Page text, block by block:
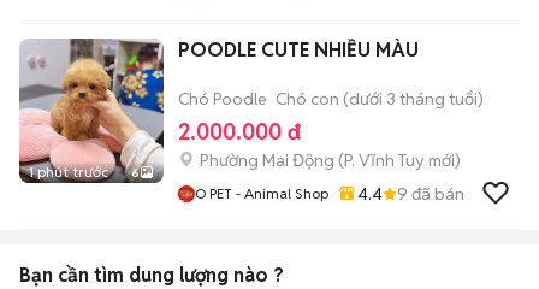
1 phút trước 6
POODLE CUTE NHIỀU MÀU
Chó Poodle Chó con (dưới 3 tháng tuổi)
2.000.000 đ
Phường Mai Động (P. Vĩnh Tuy mới)
O PET - Animal Shop 4.4 9 đã bán
Bạn cần tìm dung lượng nào ?